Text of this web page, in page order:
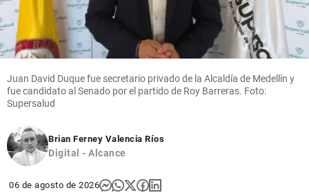
Juan David Duque fue secretario privado de la Alcaldía de Medellín y
fue candidato al Senado por el partido de Roy Barreras. Foto:
Supersalud
Brian Ferney Valencia Ríos
Digital - Alcance
06 de agosto de 2026